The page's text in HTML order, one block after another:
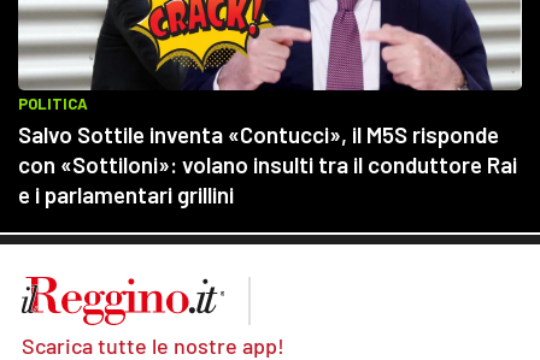
Scarica tutte le nostre app!